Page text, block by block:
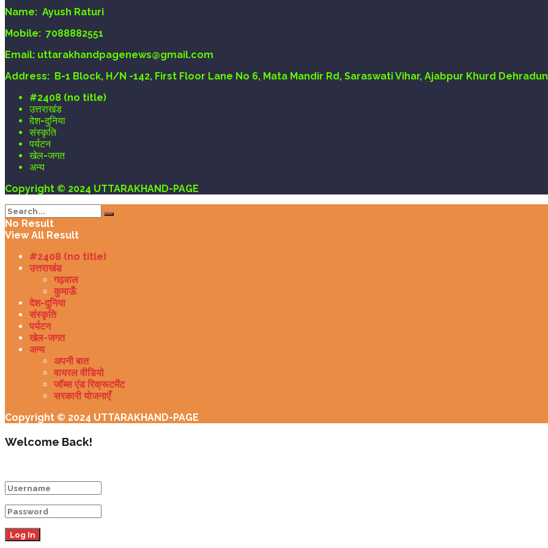
Name: Ayush Raturi
Mobile: 7088882551
Email: uttarakhandpagenews@gmail.com
Address: B-1 Block, H/N -142, First Floor Lane No 6, Mata Mandir Rd, Saraswati Vihar, Ajabpur Khurd
#2408 (no title)
उत्तराखंड
देश-दुनिया
संस्कृति
पर्यटन
खेल-जगत
अन्य
Copyright © 2024 UTTARAKHAND-PAGE
No Result
View All Result
#2408 (no title)
उत्तराखंड
गढ़वाल
कुमाऊँ
देश-दुनिया
संस्कृति
पर्यटन
खेल-जगत
अन्य
अपनी बात
वायरल वीडियो
जॉब्स एंड रिक्रूटमेंट
सरकारी योजनाएँ
Copyright © 2024 UTTARAKHAND-PAGE
Welcome Back!